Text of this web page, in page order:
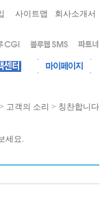
사이트맵 회사소개서
고객의 소리 > 칭찬합니다
세요.